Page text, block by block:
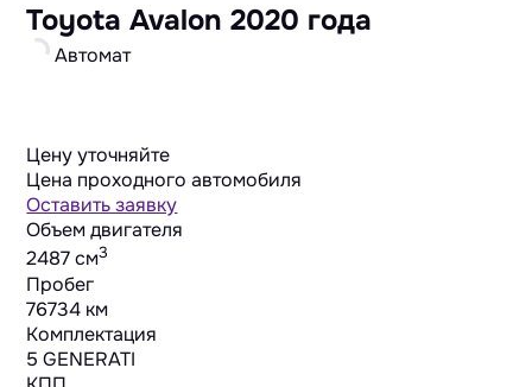
Toyota Avalon 2020 года
Автомат
Цену уточняйте
Цена проходного автомобиля
Оставить заявку
Объем двигателя
2487 cм3
Пробег
76734 км
Комплектация
5 GENERATI